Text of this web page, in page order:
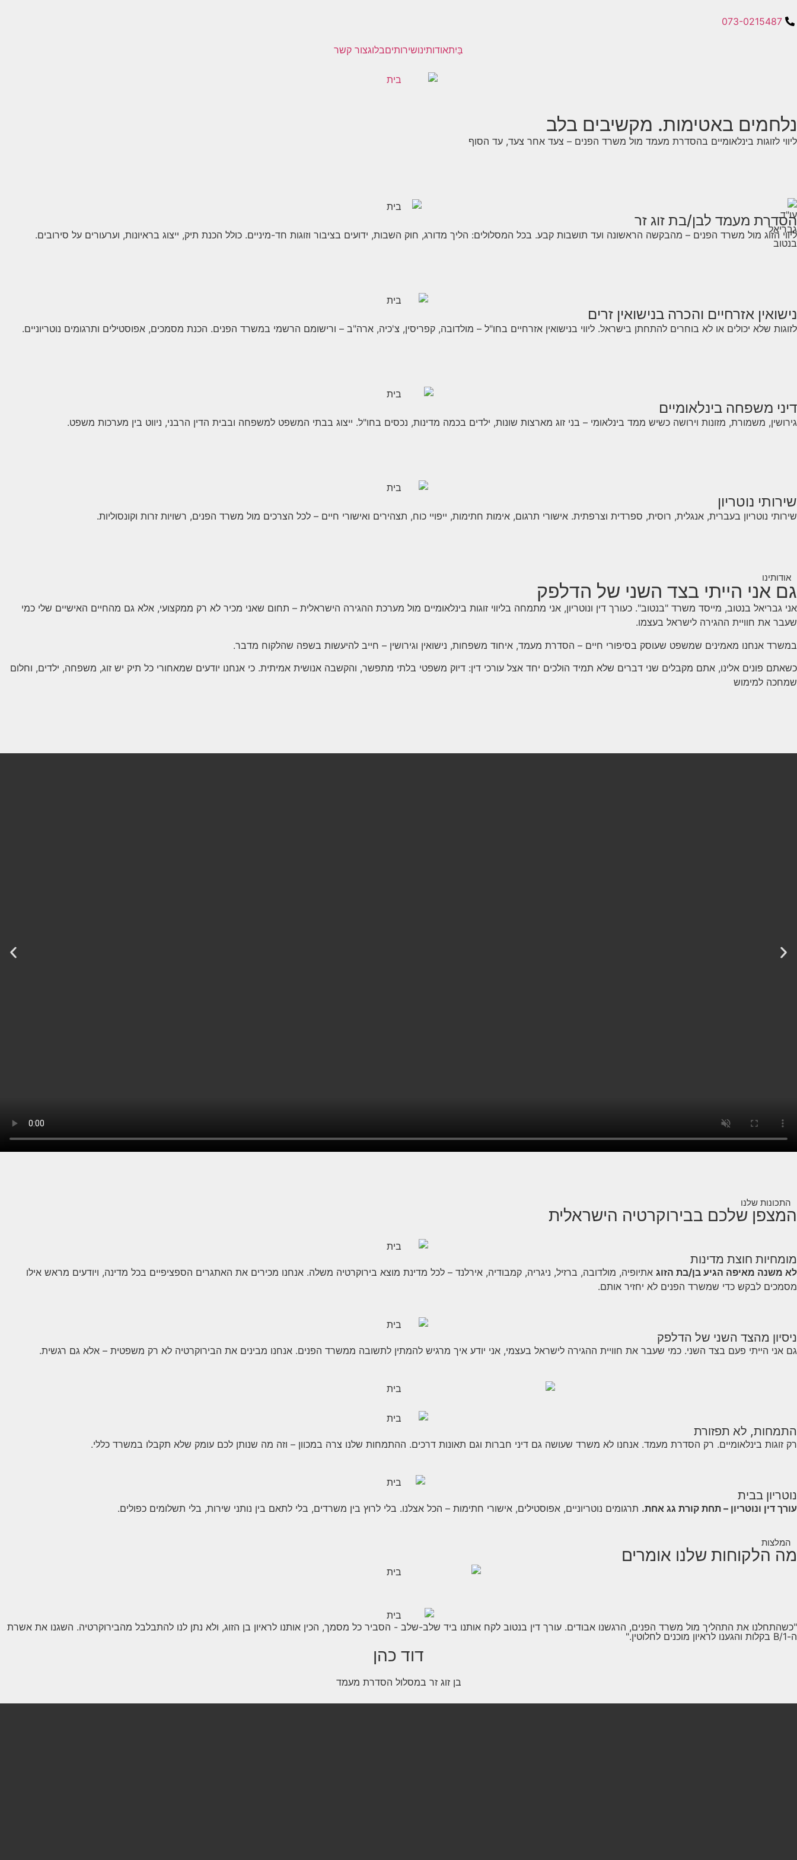
073-0215487
בַּיִתאודותינושירותיםבלוגצור קשר
נלחמים באטימות. מקשיבים בלב
ליווי לזוגות בינלאומיים בהסדרת מעמד מול משרד הפנים – צעד אחר צעד, עד הסוף
הסדרת מעמד לבן/בת זוג זר
ליווי הזוג מול משרד הפנים – מהבקשה הראשונה ועד תושבות קבע. בכל המסלולים: הליך מדורג, חוק השבות, ידועים בציבור וזוגות חד-מיניים. כולל הכנת תיק, ייצוג בראיונות, וערעורים על סירובים.
נישואין אזרחיים והכרה בנישואין זרים
לזוגות שלא יכולים או לא בוחרים להתחתן בישראל. ליווי בנישואין אזרחיים בחו"ל – מולדובה, קפריסין, צ'כיה, ארה"ב – ורישומם הרשמי במשרד הפנים. הכנת מסמכים, אפוסטילים ותרגומים נוטריוניים.
דיני משפחה בינלאומיים
גירושין, משמורת, מזונות וירושה כשיש ממד בינלאומי – בני זוג מארצות שונות, ילדים בכמה מדינות, נכסים בחו"ל. ייצוג בבתי המשפט למשפחה ובבית הדין הרבני, ניווט בין מערכות משפט.
שירותי נוטריון
שירותי נוטריון בעברית, אנגלית, רוסית, ספרדית וצרפתית. אישורי תרגום, אימות חתימות, ייפויי כוח, תצהירים ואישורי חיים – לכל הצרכים מול משרד הפנים, רשויות זרות וקונסוליות.
אודותינו
גם אני הייתי בצד השני של הדלפק
אני גבריאל בנטוב, מייסד משרד "בנטוב". כעורך דין ונוטריון, אני מתמחה בליווי זוגות בינלאומיים מול מערכת ההגירה הישראלית – תחום שאני מכיר לא רק ממקצועי, אלא גם מהחיים האישיים שלי כמי
שעבר את חוויית ההגירה לישראל בעצמו.
במשרד אנחנו מאמינים שמשפט שעוסק בסיפורי חיים – הסדרת מעמד, איחוד משפחות, נישואין וגירושין – חייב להיעשות בשפה שהלקוח מדבר.
כשאתם פונים אלינו, אתם מקבלים שני דברים שלא תמיד הולכים יחד אצל עורכי דין: דיוק משפטי בלתי מתפשר, והקשבה אנושית אמיתית. כי אנחנו יודעים שמאחורי כל תיק יש זוג, משפחה, ילדים, וחלום
שמחכה למימוש
התכונות שלנו
המצפן שלכם בבירוקרטיה הישראלית
מומחיות חוצת מדינות
לא משנה מאיפה הגיע בן/בת הזוג אתיופיה, מולדובה, ברזיל, ניגריה, קמבודיה, אירלנד – לכל מדינת מוצא בירוקרטיה משלה. אנחנו מכירים את האתגרים הספציפיים בכל מדינה, ויודעים מראש אילו
מסמכים לבקש כדי שמשרד הפנים לא יחזיר אותם.
ניסיון מהצד השני של הדלפק
גם אני הייתי פעם בצד השני. כמי שעבר את חוויית ההגירה לישראל בעצמי, אני יודע איך מרגיש להמתין לתשובה ממשרד הפנים. אנחנו מבינים את הבירוקרטיה לא רק משפטית – אלא גם רגשית.
התמחות, לא תפזורת
רק זוגות בינלאומיים. רק הסדרת מעמד. אנחנו לא משרד שעושה גם דיני חברות וגם תאונות דרכים. ההתמחות שלנו צרה במכוון – וזה מה שנותן לכם עומק שלא תקבלו במשרד כללי.
נוטריון בבית
עורך דין ונוטריון – תחת קורת גג אחת. תרגומים נוטריוניים, אפוסטילים, אישורי חתימות – הכל אצלנו. בלי לרוץ בין משרדים, בלי לתאם בין נותני שירות, בלי תשלומים כפולים.
המלצות
מה הלקוחות שלנו אומרים
"כשהתחלנו את התהליך מול משרד הפנים, הרגשנו אבודים. עורך דין בנטוב לקח אותנו ביד שלב-שלב - הסביר כל מסמך, הכין אותנו לראיון בן הזוג, ולא נתן לנו להתבלבל מהבירוקרטיה. השגנו את אשרת
ה-B/1 בקלות והגענו לראיון מוכנים לחלוטין."
דוד כהן
בן זוג זר במסלול הסדרת מעמד